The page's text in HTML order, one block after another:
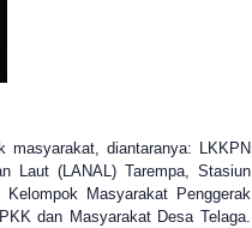
masyarakat, diantaranya: LKKPN
Laut (LANAL) Tarempa, Stasiun
Masyarakat Penggerak
dan Masyarakat Desa Telaga.